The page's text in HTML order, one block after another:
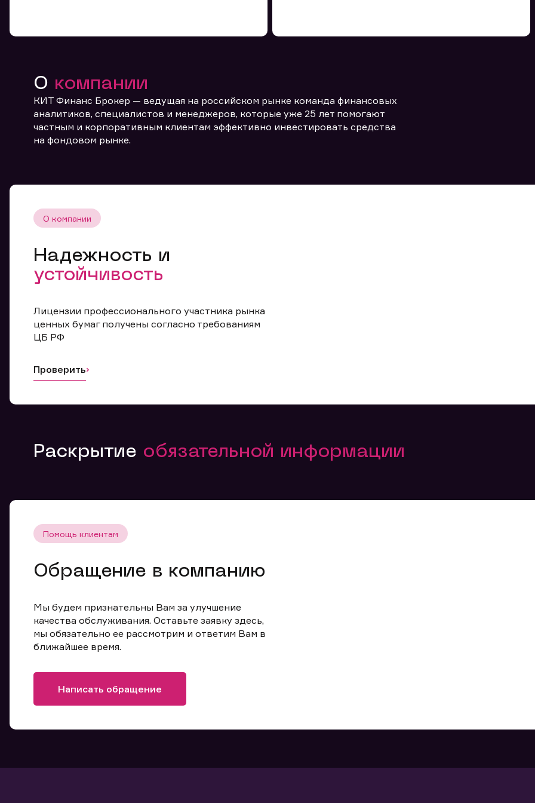
О компании
КИТ Финанс Брокер — ведущая на российском рынке команда финансовых
аналитиков, специалистов и менеджеров, которые уже 25 лет помогают
частным и корпоративным клиентам эффективно инвестировать средства
на фондовом рынке.
О компании
Надежность и
устойчивость
Лицензии профессионального участника рынка
ценных бумаг получены согласно требованиям
ЦБ РФ
Проверить
Раскрытие обязательной информации
Помощь клиентам
Обращение в компанию
Мы будем признательны Вам за улучшение
качества обслуживания. Оставьте заявку здесь,
мы обязательно ее рассмотрим и ответим Вам в
ближайшее время.
Написать обращение
Отправить заявку